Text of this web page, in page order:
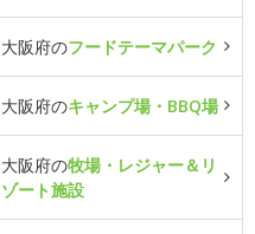
大阪府のフードテーマパーク
大阪府のキャンプ場・BBQ場
大阪府の牧場・レジャー＆リ
ゾート施設